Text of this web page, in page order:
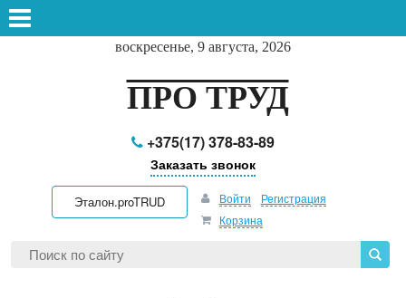
воскресенье, 9 августа, 2026
ПРО ТРУД
+375(17) 378-83-89
Заказать звонок
Эталон.proTRUD Войти
Регистрация
Корзина